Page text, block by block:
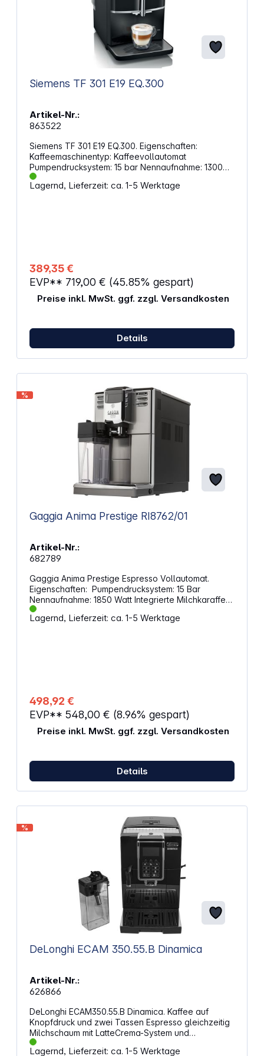
Siemens TF 301 E19 EQ.300
Artikel-Nr.:
863522
Siemens TF 301 E19 EQ.300. Eigenschaften:
Kaffeemaschinentyp: Kaffeevollautomat
Pumpendrucksystem: 15 bar Nennaufnahme: 1300
Watt Inklusive Milchaufschäumschlauch Wasserfilter
optional Wassertank Fassungsvermögen: 1,4 Liter
Entkalkungs- und Reinigungsprogramm
Abnehmbare Teile sind spülmaschinenfest Display
Abmessungen: 251 x 383 x 433 mm Gewicht: 7 kg
Lagernd, Lieferzeit: ca. 1-5 Werktage
389,35 €
EVP** 719,00 € (45.85% gespart)
Preise inkl. MwSt. ggf. zzgl. Versandkosten
Details
%
Gaggia Anima Prestige RI8762/01
Artikel-Nr.:
682789
Gaggia Anima Prestige Espresso Vollautomat.
Eigenschaften: Pumpendrucksystem: 15 Bar
Nennaufnahme: 1850 Watt Integrierte Milchkaraffe
mit Milchaufschäumdüse Fassungsvermögen
Wassertank: 1,8 Liter Einstellbarer Wasserhärtegrad
Kaffeeauslauf und -Tassenpodest Entkalkungs-
und Reinigungsprogramm Abnehmbare Teile nicht
spülmaschinenfest Maße: 340 x 221 x 430 mm
Gewicht: 8,7 kg
Lagernd, Lieferzeit: ca. 1-5 Werktage
498,92 €
EVP** 548,00 € (8.96% gespart)
Preise inkl. MwSt. ggf. zzgl. Versandkosten
Details
%
DeLonghi ECAM 350.55.B Dinamica
Artikel-Nr.:
626866
DeLonghi ECAM350.55.B Dinamica. Kaffee auf
Knopfdruck und zwei Tassen Espresso gleichzeitig
Milchschaum mit LatteCrema-System und
automatische Reinigung der Milchkaraffe Ein neues
leckeres Rezept erfunden? Speichere die
Lagernd, Lieferzeit: ca. 1-5 Werktage